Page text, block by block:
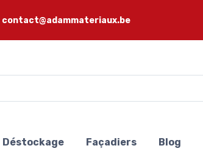
contact@adammateriaux.be
Déstockage Façadiers Blog